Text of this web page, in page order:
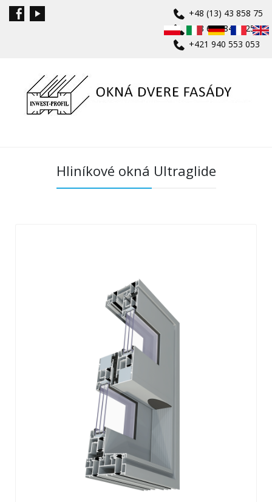
+48 (13) 43 858 75
+48 601 840 625
+421 940 553 053
Hliníkové okná Ultraglide